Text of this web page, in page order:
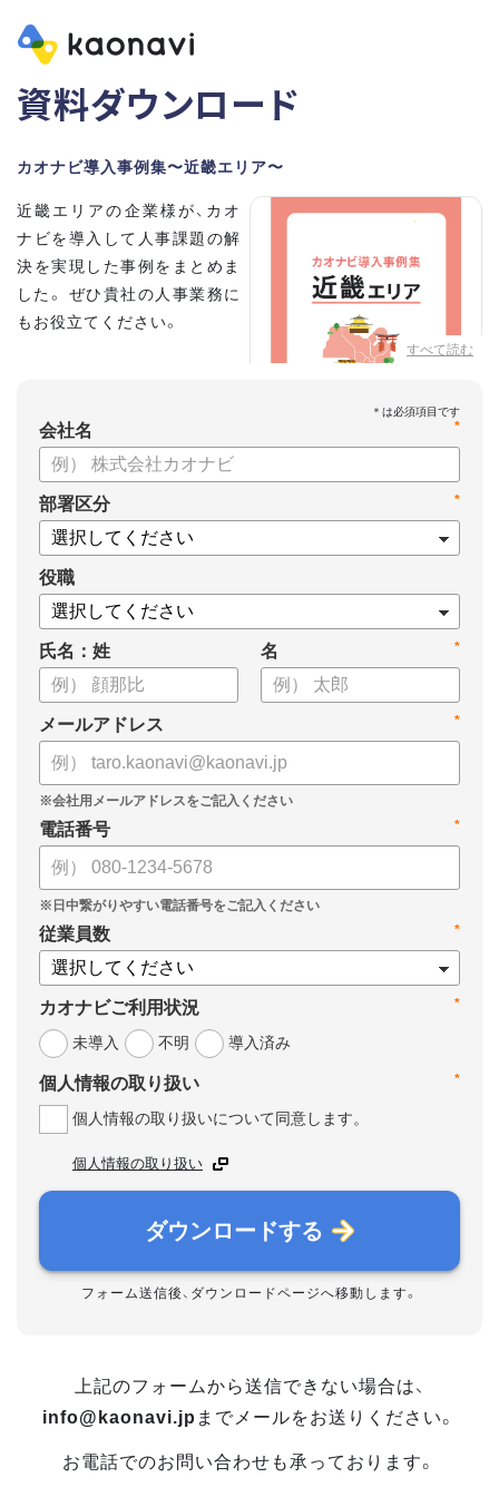
資料ダウンロード
カオナビ導入事例集〜近畿エリア〜
すべて読む
近畿エリアの企業様が、カオ
ナビを導入して人事課題の解
決を実現した事例をまとめま
した。 ぜひ貴社の人事業務に
もお役立てください。
*
会社名
*
部署区分
役職
氏名：姓 *
名
*
メールアドレス
*
電話番号
*
従業員数
*
カオナビご利用状況
未導入
不明 導入済み
*
個人情報の取り扱い
個人情報の取り扱いについて同意します。
個人情報の取り扱い
ダウンロードする
フォーム送信後、ダウンロードページへ移動します。
上記のフォームから送信できない場合は、
info@kaonavi.jp までメールをお送りください。
お電話でのお問い合わせも承っております。